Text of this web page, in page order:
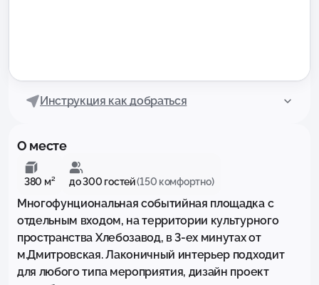
Инструкция как добраться
О месте
380 м² до 300 гостей(150 комфортно)
Многофунциональная событийная площадка с
отдельным входом, на территории культурного
пространства Хлебозавод, в 3-ех минутах от
м.Дмитровская. Лаконичный интерьер подходит
для любого типа мероприятия, дизайн проект